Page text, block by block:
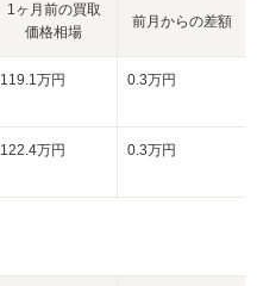
1ヶ月前の買取
価格相場
前月からの差額
119.1万円 0.3万円
122.4万円 0.3万円